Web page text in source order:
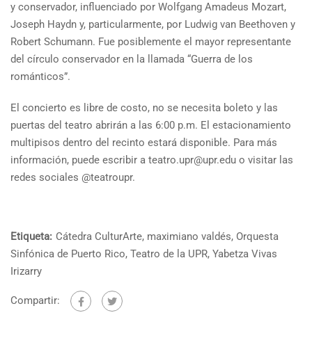
y conservador, influenciado por Wolfgang Amadeus Mozart,
Joseph Haydn y, particularmente, por Ludwig van Beethoven y
Robert Schumann. Fue posiblemente el mayor representante
del círculo conservador en la llamada “Guerra de los
románticos”.
El concierto es libre de costo, no se necesita boleto y las
puertas del teatro abrirán a las 6:00 p.m. El estacionamiento
multipisos dentro del recinto estará disponible. Para más
información, puede escribir a teatro.upr@upr.edu o visitar las
redes sociales @teatroupr.
Etiqueta: Cátedra CulturArte, maximiano valdés, Orquesta
Sinfónica de Puerto Rico, Teatro de la UPR, Yabetza Vivas
Irizarry
Compartir: